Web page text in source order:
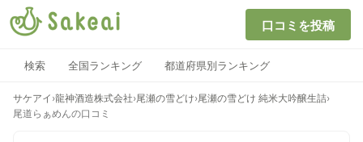
口コミを投稿
検索 全国ランキング 都道府県別ランキング
サケアイ ›龍神酒造株式会社›尾瀬の雪どけ›尾瀬の雪どけ 純米大吟醸生詰›
尾道らぁめんの口コミ